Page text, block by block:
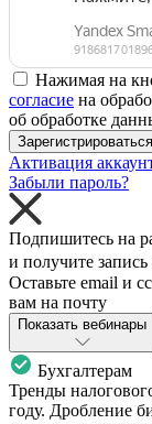
Нажимая на
согласие на
об обработке
Зарегистрироваться
Активация
Забыли пароль?
Подпишитесь на
и получите запись
Оставьте email и
вам на почту
Показать вебинары
Бухгалтерам
Тренды
году. Дробление